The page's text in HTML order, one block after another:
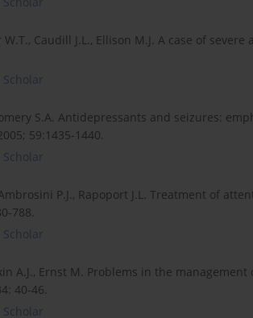
W.T., Caudill J.L., Ellison M.J. A case of
Scholar
S.A. Antidepressants and seizures:
59:1435-1440.
Scholar
Ambrosini P.J., Rapoport J.L. Treatment of
788.
Scholar
A.J., Ernst M. Problems in the
40-46.
Scholar